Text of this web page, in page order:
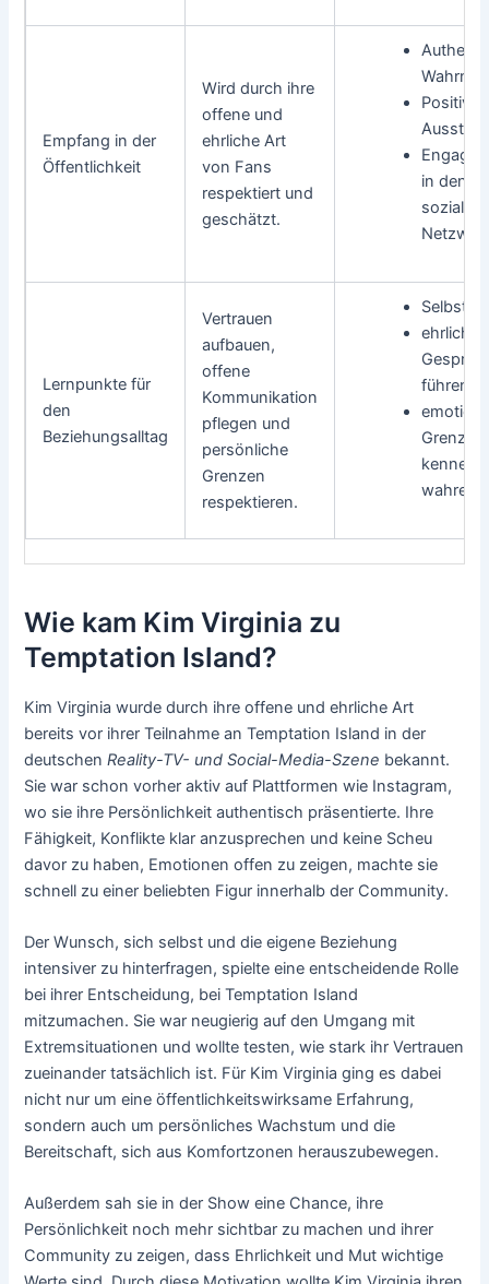
Empfang in der
Öffentlichkeit
Wird durch ihre
offene und
ehrliche Art
von Fans
respektiert und
geschätzt.
Positive
in den
sozialen
Lernpunkte für
den
Beziehungsalltag
Vertrauen
aufbauen,
offene
Kommunikation
pflegen und
persönliche
Grenzen
respektieren.
ehrliche
führen
Grenzen
kennen
wahren
Wie kam Kim Virginia zu
Temptation Island?
Kim Virginia wurde durch ihre offene und ehrliche Art
bereits vor ihrer Teilnahme an Temptation Island in der
deutschenReality-TV- und Social-Media-Szene bekannt.
Sie war schon vorher aktiv auf Plattformen wie Instagram,
wo sie ihre Persönlichkeit authentisch präsentierte. Ihre
Fähigkeit, Konflikte klar anzusprechen und keine Scheu
davor zu haben, Emotionen offen zu zeigen, machte sie
schnell zu einer beliebten Figur innerhalb der Community.
Der Wunsch, sich selbst und die eigene Beziehung
intensiver zu hinterfragen, spielte eine entscheidende Rolle
bei ihrer Entscheidung, bei Temptation Island
mitzumachen. Sie war neugierig auf den Umgang mit
Extremsituationen und wollte testen, wie stark ihr Vertrauen
zueinander tatsächlich ist. Für Kim Virginia ging es dabei
nicht nur um eine öffentlichkeitswirksame Erfahrung,
sondern auch um persönliches Wachstum und die
Bereitschaft, sich aus Komfortzonen herauszubewegen.
Außerdem sah sie in der Show eine Chance, ihre
Persönlichkeit noch mehr sichtbar zu machen und ihrer
Community zu zeigen, dass Ehrlichkeit und Mut wichtige